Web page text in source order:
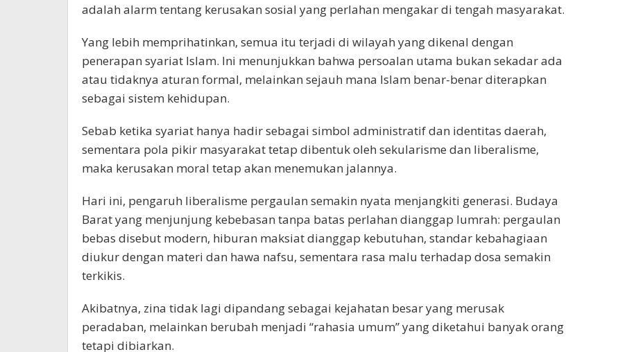
adalah alarm tentang kerusakan sosial yang perlahan mengakar di tengah masyarakat.
Yang lebih memprihatinkan, semua itu terjadi di wilayah yang dikenal dengan
penerapan syariat Islam. Ini menunjukkan bahwa persoalan utama bukan sekadar ada
atau tidaknya aturan formal, melainkan sejauh mana Islam benar-benar diterapkan
sebagai sistem kehidupan.
Sebab ketika syariat hanya hadir sebagai simbol administratif dan identitas daerah,
sementara pola pikir masyarakat tetap dibentuk oleh sekularisme dan liberalisme,
maka kerusakan moral tetap akan menemukan jalannya.
Hari ini, pengaruh liberalisme pergaulan semakin nyata menjangkiti generasi. Budaya
Barat yang menjunjung kebebasan tanpa batas perlahan dianggap lumrah: pergaulan
bebas disebut modern, hiburan maksiat dianggap kebutuhan, standar kebahagiaan
diukur dengan materi dan hawa nafsu, sementara rasa malu terhadap dosa semakin
terkikis.
Akibatnya, zina tidak lagi dipandang sebagai kejahatan besar yang merusak
peradaban, melainkan berubah menjadi “rahasia umum” yang diketahui banyak orang
tetapi dibiarkan.